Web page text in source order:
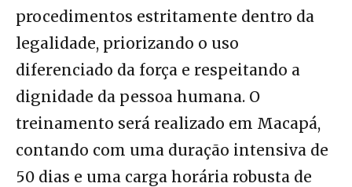
procedimentos estritamente dentro da
legalidade, priorizando o uso
diferenciado da força e respeitando a
dignidade da pessoa humana. O
treinamento será realizado em Macapá,
contando com uma duração intensiva de
50 dias e uma carga horária robusta de